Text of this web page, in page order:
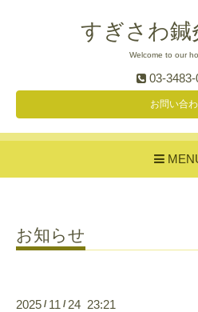
すぎさわ鍼
Welcome to our
03-
お問い合
お知らせ
2025 / 11 / 24 23:21